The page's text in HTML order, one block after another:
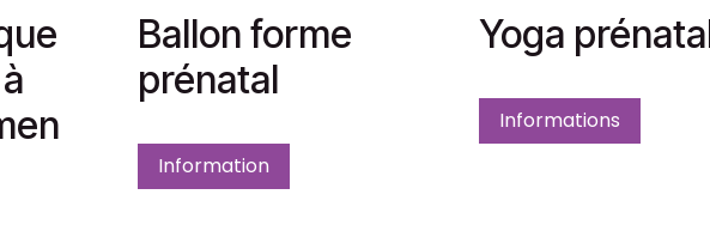
Ballon forme
prénatal
Information
Yoga
Informations